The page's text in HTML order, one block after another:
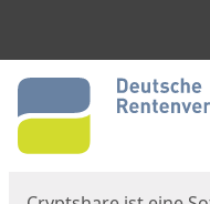
Start